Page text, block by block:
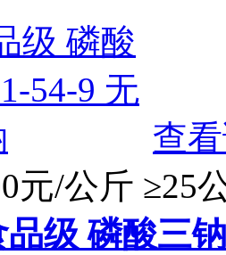
查
元/公斤 ≥25
级 磷酸三